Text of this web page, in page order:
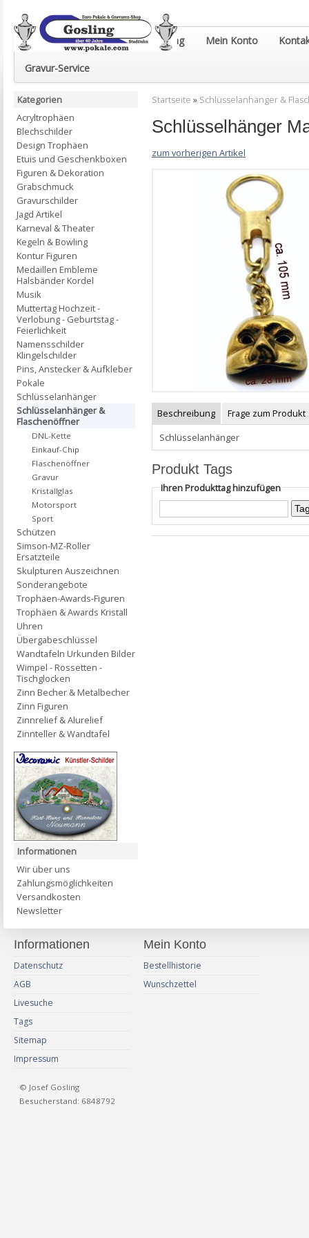
Euro-Pokale & Gravur-Shop Gosling Mein Konto
Gravur-Service
Startseite » Schlüsselanhänger &
Schlüsselhänger
zum vorherigen Artikel
Beschreibung
Frage zum Produkt
Schlüsselanhänger
Produkt Tags
Ihren Produkttag hinzufügen
Kategorien
Acryltrophäen
Blechschilder
Design Trophäen
Etuis und Geschenkboxen
Figuren & Dekoration
Grabschmuck
Gravurschilder
Jagd Artikel
Karneval & Theater
Kegeln & Bowling
Kontur Figuren
Medaillen Embleme
Halsbänder Kordel
Musik
Muttertag Hochzeit -
Verlobung - Geburtstag -
Feierlichkeit
Namensschilder
Klingelschilder
Pins, Anstecker & Aufkleber
Pokale
Schlüsselanhänger
Schlüsselanhänger &
Flaschenöffner
DNL-Kette
Einkauf-Chip
Flaschenöffner
Gravur
Kristallglas
Motorsport
Sport
Schützen
Simson-MZ-Roller
Ersatzteile
Skulpturen Auszeichnen
Sonderangebote
Trophäen-Awards-Figuren
Trophäen & Awards Kristall
Uhren
Übergabeschlüssel
Wandtafeln Urkunden Bilder
Wimpel - Rossetten -
Tischglocken
Zinn Becher & Metalbecher
Zinn Figuren
Zinnrelief & Alurelief
Zinnteller & Wandtafel
Informationen
Wir über uns
Zahlungsmöglichkeiten
Versandkosten
Newsletter
Informationen
Datenschutz
AGB
Livesuche
Tags
Sitemap
Impressum
Mein Konto
Bestellhistorie
Wunschzettel
© Josef Gosling
Besucherstand: 6848792